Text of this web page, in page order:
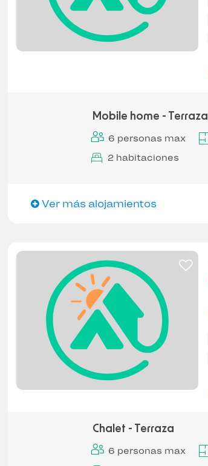
Mobile home - Terraza
6 personas max
2 habitaciones
Ver más alojamientos
Chalet - Terraza
6 personas max